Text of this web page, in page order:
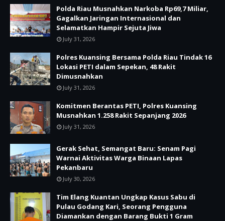
Polda Riau Musnahkan Narkoba Rp69,7 Miliar,
Gagalkan Jaringan Internasional dan
Selamatkan Hampir Sejuta Jiwa
July 31, 2026
Polres Kuansing Bersama Polda Riau Tindak 16
Lokasi PETI dalam Sepekan, 48 Rakit
Dimusnahkan
July 31, 2026
Komitmen Berantas PETI, Polres Kuansing
Musnahkan 1.258 Rakit Sepanjang 2026
July 31, 2026
Gerak Sehat, Semangat Baru: Senam Pagi
Warnai Aktivitas Warga Binaan Lapas
Pekanbaru
July 30, 2026
Tim Elang Kuantan Ungkap Kasus Sabu di
Pulau Godang Kari, Seorang Pengguna
Diamankan dengan Barang Bukti 1 Gram